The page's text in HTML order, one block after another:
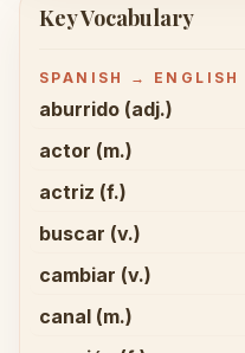
Key Vocabulary
SPANISH → ENGLISH
aburrido (adj.)
actor (m.)
actriz (f.)
buscar (v.)
cambiar (v.)
canal (m.)